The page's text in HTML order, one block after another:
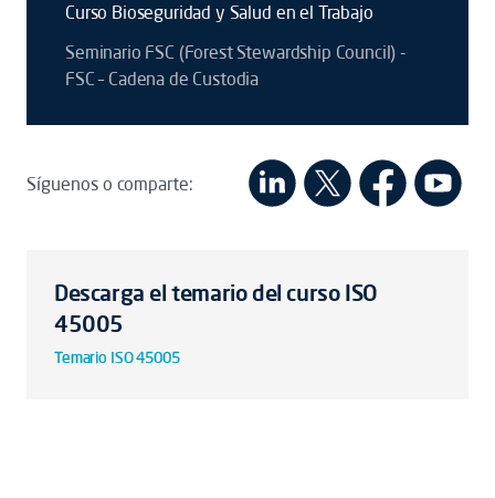
Curso Bioseguridad y Salud en el Trabajo
Seminario FSC (Forest Stewardship Council) -
FSC – Cadena de Custodia
Síguenos o comparte:
Descarga el temario del curso ISO
45005
Temario ISO 45005